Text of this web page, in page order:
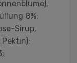
8%:
Sirup,